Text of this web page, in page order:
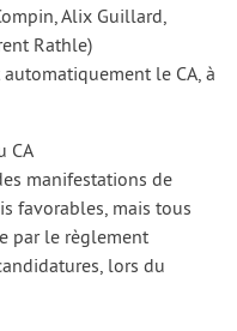
Alix Guillard,
Rathle)
le CA, à
CA
manifestations de
favorables, mais tous
par le règlement
lors du